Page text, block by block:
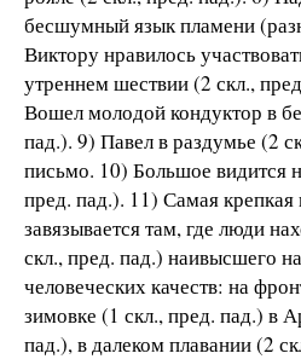
бесшумный язык пламени
Виктору нравилось
утреннем шествии (2 скл.,
Вошел молодой кондуктор в
пад.). 9) Павел в раздумье (2
письмо. 10) Большое видится
пред. пад.). 11) Самая
завязывается там, где люди
скл., пред. пад.) наивысшего
человеческих качеств: на
зимовке (1 скл., пред. пад.) в
пад.), в далеком плавании (2